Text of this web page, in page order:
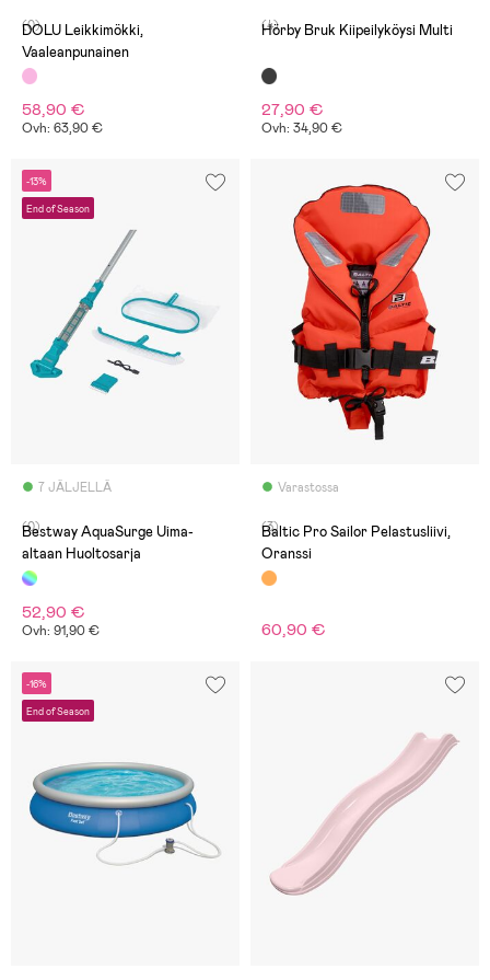
(0)
DOLU Leikkimökki,
Vaaleanpunainen
58,90 €
Ovh: 63,90 €
(4)
Hörby Bruk Kiipeilyköysi Multi
27,90 €
Ovh: 34,90 €
-13%
End of Season
7 JÄLJELLÄ
(0)
Bestway AquaSurge Uima-
altaan Huoltosarja
52,90 €
Ovh: 91,90 €
Varastossa
(3)
Baltic Pro Sailor Pelastusliivi,
Oranssi
60,90 €
-16%
End of Season